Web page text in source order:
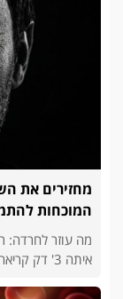
מחזירים את
המוכחות
מה עוזר לחרדה:
איתה 3' דק קריאה...